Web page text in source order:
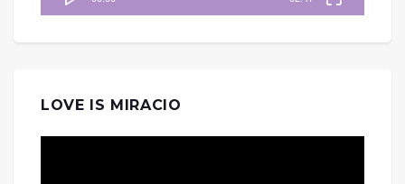
LOVE IS MIRACIO